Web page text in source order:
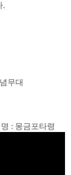
.
무대
: 몽금포타령